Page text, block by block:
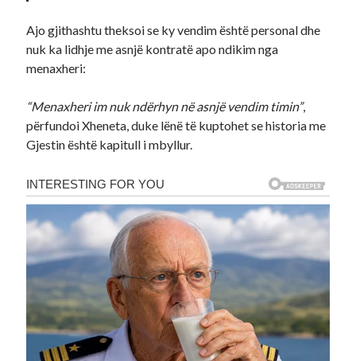
Ajo gjithashtu theksoi se ky vendim është personal dhe
nuk ka lidhje me asnjë kontratë apo ndikim nga
menaxheri:
“Menaxheri im nuk ndërhyn në asnjë vendim timin”,
përfundoi Xheneta, duke lënë të kuptohet se historia me
Gjestin është kapitull i mbyllur.